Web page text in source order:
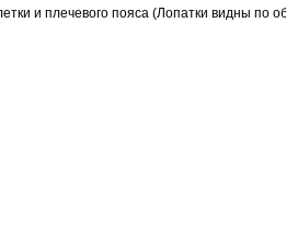
и плечевого пояса (Лопатки видны по